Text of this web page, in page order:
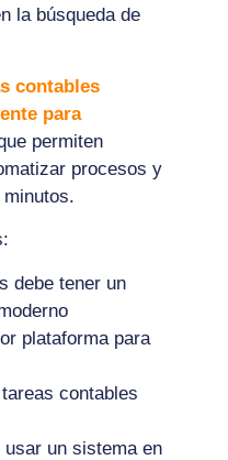
la búsqueda de
contables
para
permiten
procesos y
debe tener un
plataforma para
contables
un sistema en